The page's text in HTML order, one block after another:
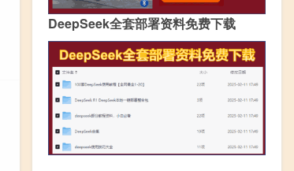
DeepSeek全套部署资料免费下载